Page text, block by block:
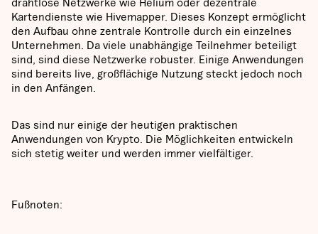
Kartendienste wie Hivemapper. Dieses Konzept ermöglicht
den Aufbau ohne zentrale Kontrolle durch ein einzelnes
Unternehmen. Da viele unabhängige Teilnehmer beteiligt
sind, sind diese Netzwerke robuster. Einige Anwendungen
sind bereits live, großflächige Nutzung steckt jedoch noch
in den Anfängen.
Das sind nur einige der heutigen praktischen
Anwendungen von Krypto. Die Möglichkeiten entwickeln
sich stetig weiter und werden immer vielfältiger.
Fußnoten: